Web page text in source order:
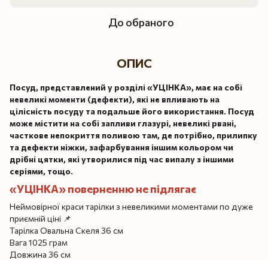
До обраного
ОПИС
Посуд, представлений у розділі «УЦІНКА», має на собі
невеликі моменти (дефекти), які не впливають на
цілісність посуду та подальше його використання. Посуд
може містити на собі запливи глазурі, невеликі рвані,
часткове непокриття поливою там, де потрібно, прилипку
та дефекти ніжки, зафарбування іншим кольором чи
дрібні цятки, які утворилися під час випалу з іншими
серіями, тощо.
«УЦІНКА» поверненню не підлягає
Неймовірної краси тарілки з невеликими моментами по дуже
приємній ціні 📌
Тарілка Овальна Скеля 36 см
Вага 1025 грам
Довжина 36 см